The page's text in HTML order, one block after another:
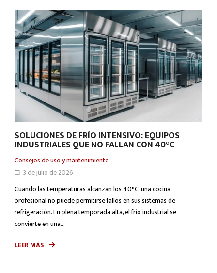
SOLUCIONES DE FRÍO INTENSIVO: EQUIPOS
INDUSTRIALES QUE NO FALLAN CON 40°C
Consejos de uso y mantenimiento
3 de julio de 2026
Cuando las temperaturas alcanzan los 40°C, una cocina
profesional no puede permitirse fallos en sus sistemas de
refrigeración. En plena temporada alta, el frío industrial se
convierte en una...
LEER MÁS